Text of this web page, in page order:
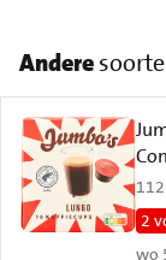
Andere
2
wo